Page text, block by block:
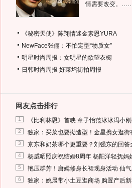
情需要改变。
《秘密天使》陈翔情迷金素恩YURA
NewFace张俪：不怕定型“物质女”
明星时尚周报：女明星的欲望衣橱
日韩时尚周报 好莱坞街拍周报
网友点击排行
1 《比利林恩》首映 章子怡范冰冰冯小
2 独家：买菜也要拗造型！金星携女逛街
3 京东和奶茶哪个更重要？刘强东的回答
4 杨威晒照庆祝结婚8周年 杨阳洋轻抚妈
5 艳压群芳！唐嫣修身长裙现身活动 仙气
6 独家：姚晨带小土豆逛商场 购置产后